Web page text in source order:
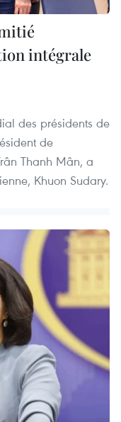
intégrale
des présidents de
de
Thanh Mân, a
Khuon Sudary.